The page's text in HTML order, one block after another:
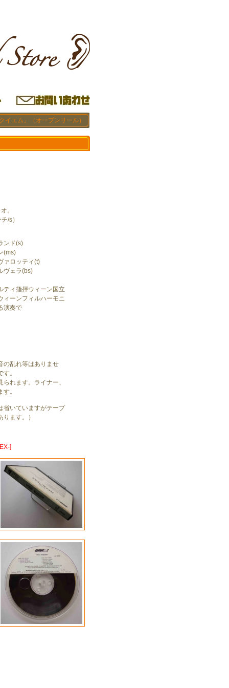
イエム」（オープンリール）
。
/s）
ンド(s)
(ms)
ァロッティ(t)
ヴェラ(bs)
ティ指揮ウィーン国立
ィーンフィルハーモニ
演奏で
の乱れ等はありませ
。
れます。ライナー、
。
省いていますがテープ
ます。）
]